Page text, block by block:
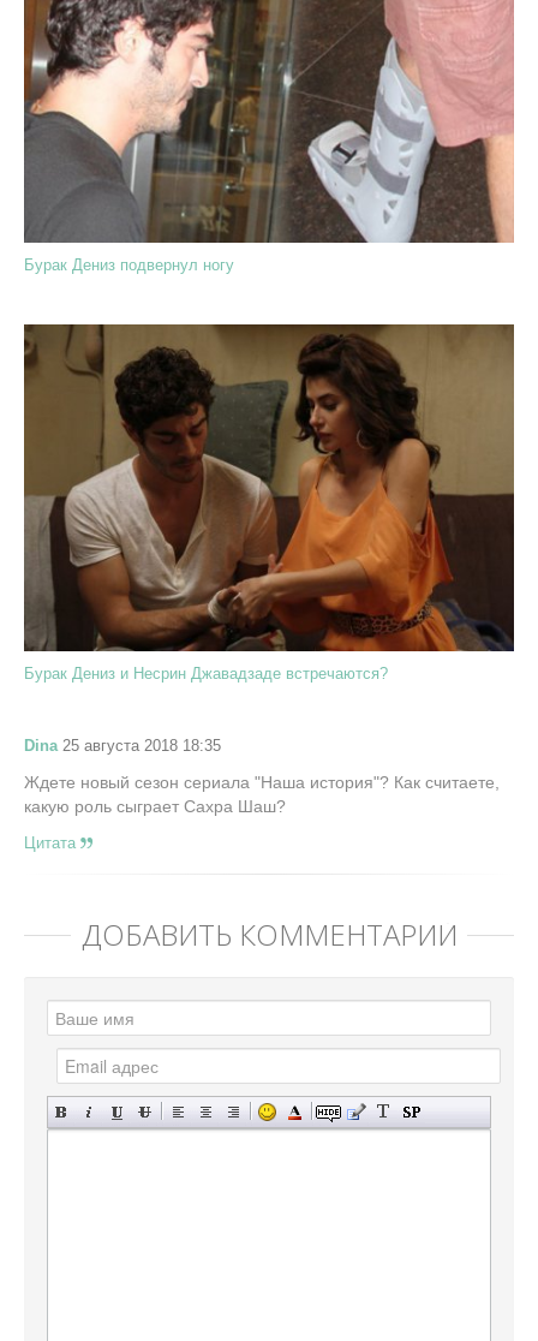
Бурак Дениз подвернул ногу
Бурак Дениз и Несрин Джавадзаде встречаются?
Dina 25 августа 2018 18:35
Ждете новый сезон сериала "Наша история"? Как считаете,
какую роль сыграет Сахра Шаш?
Цитата
ДОБАВИТЬ КОММЕНТАРИЙ